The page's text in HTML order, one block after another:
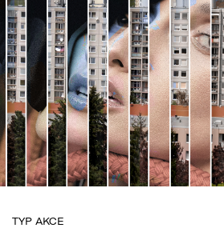
Vše o ČT
TYP AKCE